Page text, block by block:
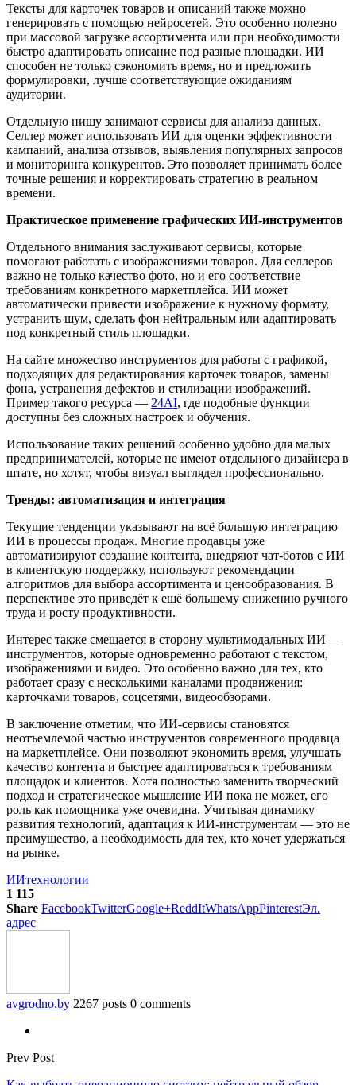
Тексты для карточек товаров и описаний также можно
генерировать с помощью нейросетей. Это особенно полезно
при массовой загрузке ассортимента или при необходимости
быстро адаптировать описание под разные площадки. ИИ
способен не только сэкономить время, но и предложить
формулировки, лучше соответствующие ожиданиям
аудитории.
Отдельную нишу занимают сервисы для анализа данных.
Селлер может использовать ИИ для оценки эффективности
кампаний, анализа отзывов, выявления популярных запросов
и мониторинга конкурентов. Это позволяет принимать более
точные решения и корректировать стратегию в реальном
времени.
Практическое применение графических ИИ-инструментов
Отдельного внимания заслуживают сервисы, которые
помогают работать с изображениями товаров. Для селлеров
важно не только качество фото, но и его соответствие
требованиям конкретного маркетплейса. ИИ может
автоматически привести изображение к нужному формату,
устранить шум, сделать фон нейтральным или адаптировать
под конкретный стиль площадки.
На сайте множество инструментов для работы с графикой,
подходящих для редактирования карточек товаров, замены
фона, устранения дефектов и стилизации изображений.
Пример такого ресурса — 24AI, где подобные функции
доступны без сложных настроек и обучения.
Использование таких решений особенно удобно для малых
предпринимателей, которые не имеют отдельного дизайнера в
штате, но хотят, чтобы визуал выглядел профессионально.
Тренды: автоматизация и интеграция
Текущие тенденции указывают на всё большую интеграцию
ИИ в процессы продаж. Многие продавцы уже
автоматизируют создание контента, внедряют чат-ботов с ИИ
в клиентскую поддержку, используют рекомендации
алгоритмов для выбора ассортимента и ценообразования. В
перспективе это приведёт к ещё большему снижению ручного
труда и росту продуктивности.
Интерес также смещается в сторону мультимодальных ИИ —
инструментов, которые одновременно работают с текстом,
изображениями и видео. Это особенно важно для тех, кто
работает сразу с несколькими каналами продвижения:
карточками товаров, соцсетями, видеообзорами.
В заключение отметим, что ИИ-сервисы становятся
неотъемлемой частью инструментов современного продавца
на маркетплейсе. Они позволяют экономить время, улучшать
качество контента и быстрее адаптироваться к требованиям
площадок и клиентов. Хотя полностью заменить творческий
подход и стратегическое мышление ИИ пока не может, его
роль как помощника уже очевидна. Учитывая динамику
развития технологий, адаптация к ИИ-инструментам — это не
преимущество, а необходимость для тех, кто хочет удержаться
на рынке.
ИИтехнологии
1 115
Share FacebookTwitterGoogle+ReddItWhatsAppPinterestЭл.
адрес
avgrodno.by 2267 posts 0 comments
Prev Post